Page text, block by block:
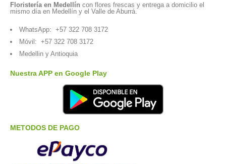
Floristería en Medellín con flores frescas y entrega a domicilio el
mismo día en Medellín y el Valle de Aburrá.
WhatsApp: +57 322 708 3172
Móvil: +57 322 708 3172
Medellin y Antioquia
Nuestra APP en Google Play
METODOS DE PAGO